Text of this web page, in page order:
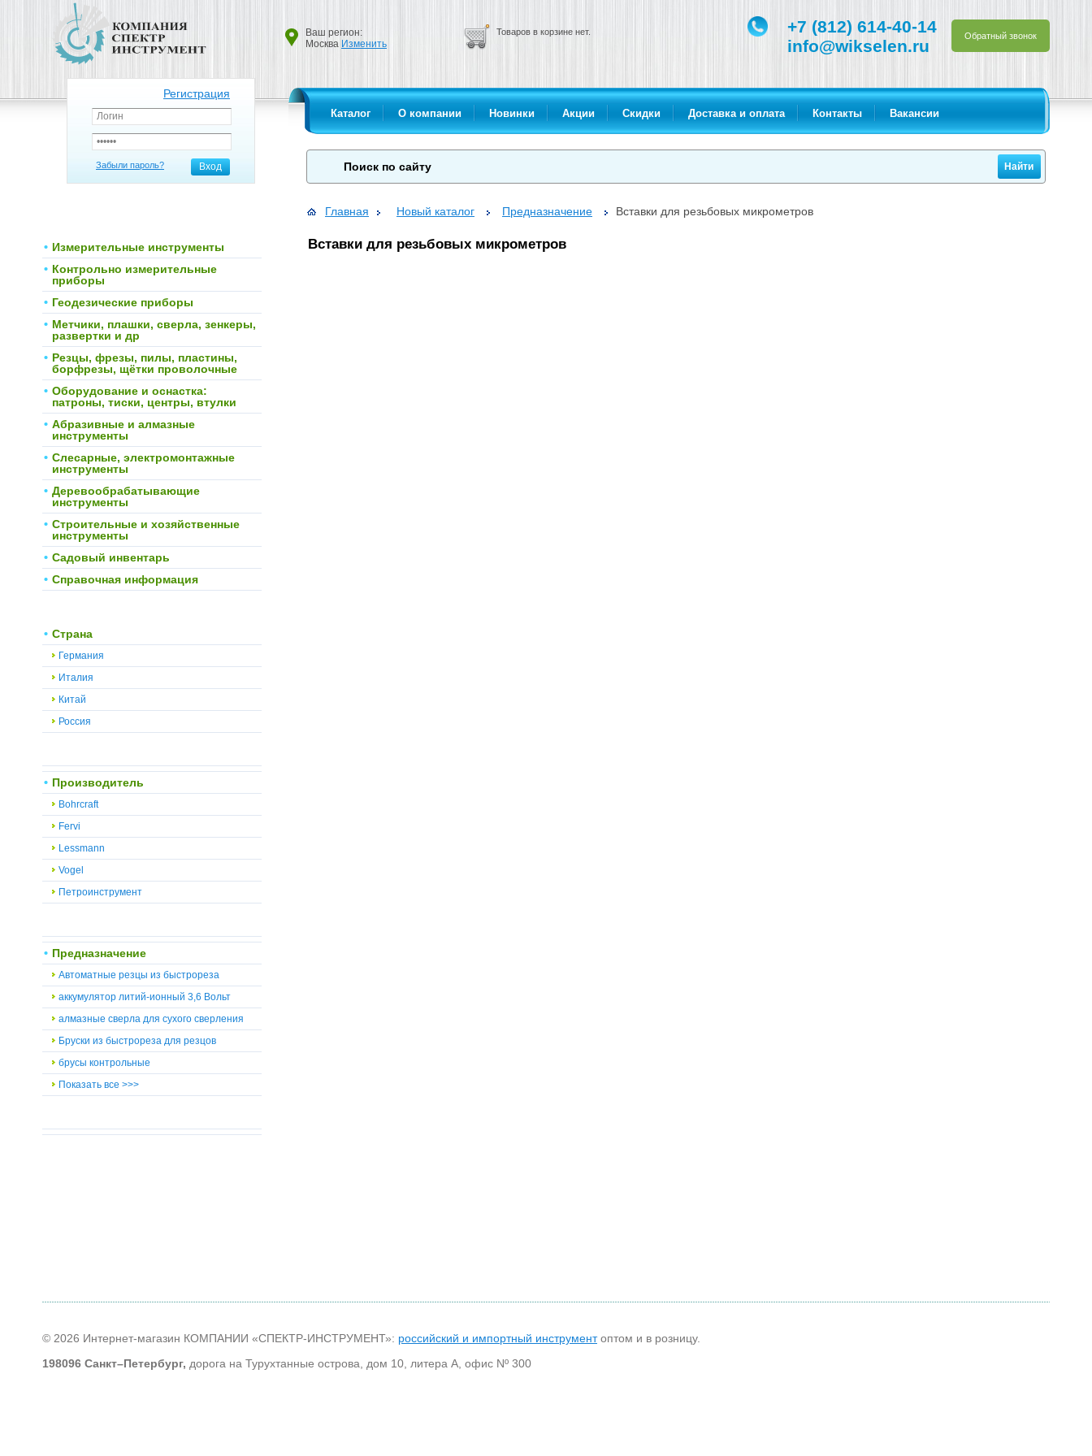
+7 (812) 614-40-14
info@wikselen.ru
Обратный звонок
Ваш регион:
Москва Изменить
Товаров в корзине нет.
Регистрация
Забыли пароль? Вход
Каталог О компании Новинки Акции Скидки Доставка и оплата Контакты Вакансии
Главная Новый каталог Предназначение Вставки для резьбовых микрометров
Измерительные инструменты
Контрольно измерительные
приборы
Геодезические приборы
Метчики, плашки, сверла, зенкеры,
развертки и др
Резцы, фрезы, пилы, пластины,
борфрезы, щётки проволочные
Оборудование и оснастка:
патроны, тиски, центры, втулки
Абразивные и алмазные
инструменты
Слесарные, электромонтажные
инструменты
Деревообрабатывающие
инструменты
Строительные и хозяйственные
инструменты
Садовый инвентарь
Справочная информация
Страна
Германия
Италия
Китай
Россия
Производитель
Bohrcraft
Fervi
Lessmann
Vogel
Петроинструмент
Предназначение
Автоматные резцы из быстрореза
аккумулятор литий-ионный 3,6 Вольт
алмазные сверла для сухого сверления
Бруски из быстрореза для резцов
брусы контрольные
Показать все >>>
Вставки для резьбовых микрометров
© 2026 Интернет-магазин КОМПАНИИ «СПЕКТР-ИНСТРУМЕНТ»: российский и импортный инструментоптом и в розницу.
198096 Санкт–Петербург, дорога на Турухтанные острова, дом 10, литера А, офис Nº 300